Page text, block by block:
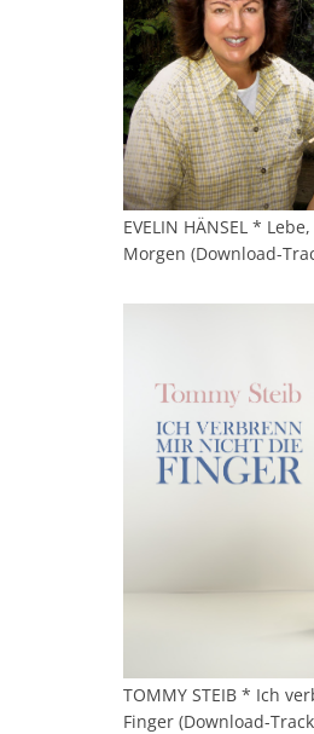
EVELIN HÄNSEL *
Morgen (Download-
TOMMY STEIB * Ich
Finger (Download-